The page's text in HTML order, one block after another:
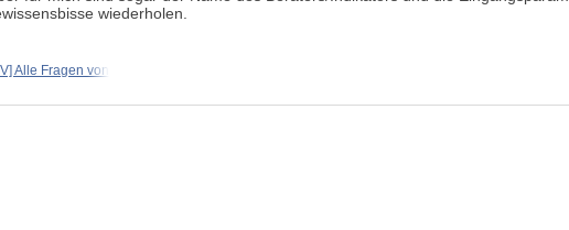
wiederholen.
Alle Fragen von